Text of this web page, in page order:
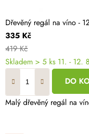
Dřevěný regál na víno -
335 Kč
419 Kč
Skladem > 5 ks 11. - 12.
DO
Malý dřevěný regál na